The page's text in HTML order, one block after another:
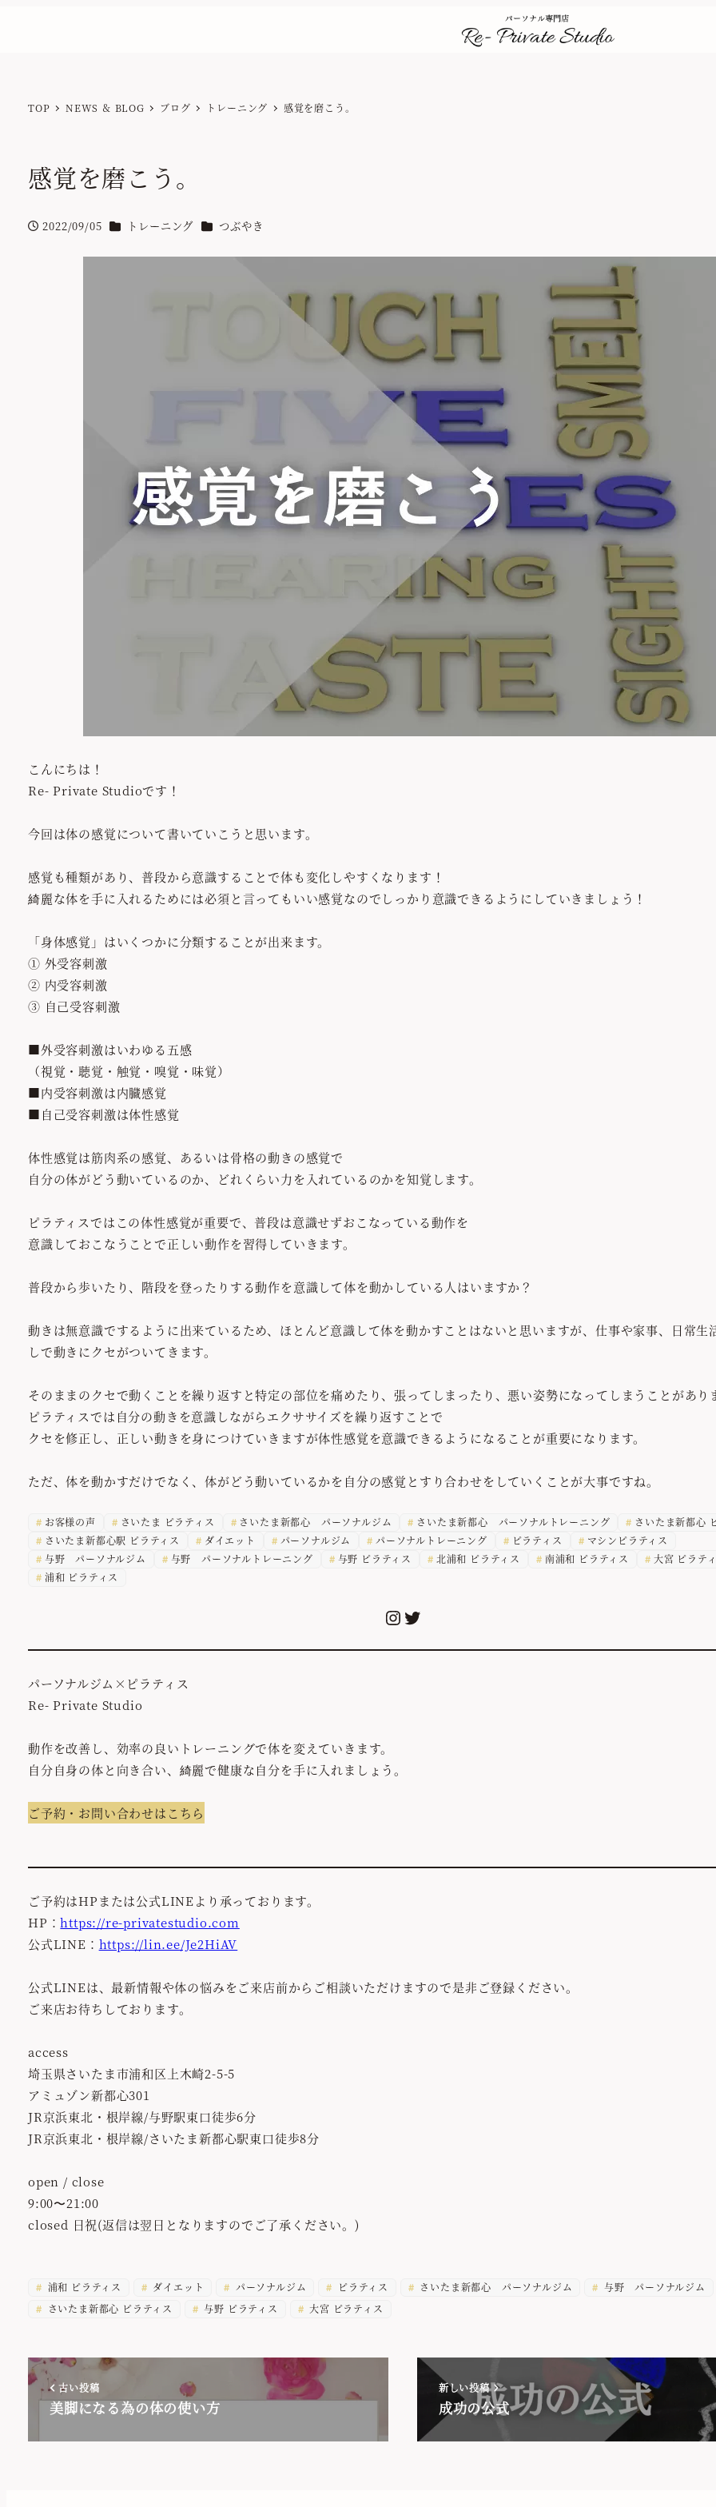
TOP NEWS ＆ BLOG ブログ トレーニング 感覚を磨こう。
感覚を磨こう。
投稿日
2022/09/05 カテゴリー
トレーニング カテゴリー
つぶやき
こんにちは！
Re- Private Studioです！
今回は体の感覚について書いていこうと思います。
感覚も種類があり、普段から意識することで体も変化しやすくなります！
綺麗な体を手に入れるためには必須と言ってもいい感覚なのでしっかり意識できるようにしていきましょう！
「身体感覚」はいくつかに分類することが出来ます。
① 外受容刺激
② 内受容刺激
③ 自己受容刺激
■外受容刺激はいわゆる五感
（視覚・聴覚・触覚・嗅覚・味覚）
■内受容刺激は内臓感覚
■自己受容刺激は体性感覚
体性感覚は筋肉系の感覚、あるいは骨格の動きの感覚で
自分の体がどう動いているのか、どれくらい力を入れているのかを知覚します。
ピラティスではこの体性感覚が重要で、普段は意識せずおこなっている動作を
意識しておこなうことで正しい動作を習得していきます。
普段から歩いたり、階段を登ったりする動作を意識して体を動かしている人はいますか？
動きは無意識でするように出来ているため、ほとんど意識して体を動かすことはないと思いますが、仕事や家事、日常生
しで動きにクセがついてきます。
そのままのクセで動くことを繰り返すと特定の部位を痛めたり、張ってしまったり、悪い姿勢になってしまうことがあり
ピラティスでは自分の動きを意識しながらエクササイズを繰り返すことで
クセを修正し、正しい動きを身につけていきますが体性感覚を意識できるようになることが重要になります。
ただ、体を動かすだけでなく、体がどう動いているかを自分の感覚とすり合わせをしていくことが大事ですね。
お客様の声 さいたま ピラティス さいたま新都心 パーソナルジム さいたま新都心 パーソナルトレーニング
さいたま新都心
さいたま新都心駅 ピラティス
ダイエット パーソナルジム パーソナルトレーニング ピラティス
マシンピラティス
与野 パーソナルジム
与野 パーソナルトレーニング 与野 ピラティス 北浦和 ピラティス 南浦和 ピラティス
大宮 ピラテ
浦和 ピラティス
Instagram
Twitter
パーソナルジム×ピラティス
Re- Private Studio
動作を改善し、効率の良いトレーニングで体を変えていきます。
自分自身の体と向き合い、綺麗で健康な自分を手に入れましょう。
ご予約・お問い合わせはこちら
ご予約はHPまたは公式LINEより承っております。
HP：https://re-privatestudio.com
公式LINE： https://lin.ee/Je2HiAV
公式LINEは、最新情報や体の悩みをご来店前からご相談いただけますので是非ご登録ください。
ご来店お待ちしております。
access
埼玉県さいたま市浦和区上木崎2-5-5
アミュゾン新都心301
JR京浜東北・根岸線/与野駅東口徒歩6分
JR京浜東北・根岸線/さいたま新都心駅東口徒歩8分
open / close
9:00〜21:00
closed 日祝(返信は翌日となりますのでご了承ください。)
浦和 ピラティス ダイエット パーソナルジム ピラティス さいたま新都心 パーソナルジム
与野 パーソナルジム
さいたま新都心 ピラティス
与野 ピラティス 大宮 ピラティス
古い投稿
美脚になる為の体の使い方
新しい投稿
成功の公式